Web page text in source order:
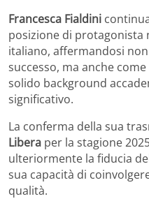
Francesca Fialdini
posizione di protagonista
italiano, affermandosi
successo, ma anche
solido background
significativo.
La conferma della sua
Libera per la stagione
ulteriormente la fiducia
sua capacità di
qualità.